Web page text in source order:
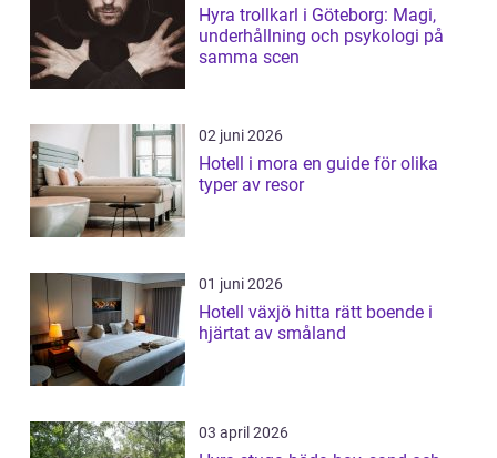
Hyra trollkarl i Göteborg: Magi,
underhållning och psykologi på
samma scen
02 juni 2026
Hotell i mora en guide för olika
typer av resor
01 juni 2026
Hotell växjö hitta rätt boende i
hjärtat av småland
03 april 2026